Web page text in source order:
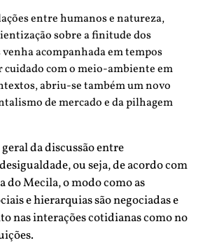
entre humanos e natureza,
sobre a finitude dos
acompanhada em tempos
cuidado com o meio-ambiente em
abriu-se também um novo
de mercado e da pilhagem
da discussão entre
ou seja, de acordo com
do Mecila, o modo como as
e hierarquias são negociadas e
nas interações cotidianas como no